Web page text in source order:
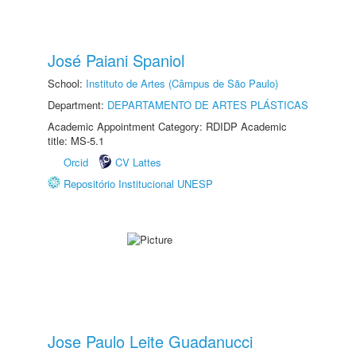
José Paiani Spaniol
School: Instituto de Artes (Câmpus de São Paulo)
Department: DEPARTAMENTO DE ARTES PLÁSTICAS
Academic Appointment Category: RDIDP Academic
title: MS-5.1
Orcid
CV Lattes
Repositório Institucional UNESP
Jose Paulo Leite Guadanucci